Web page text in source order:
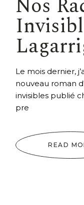
Nos
Le mois dernier,
nouveau roman
invisibles publié
pre
READ